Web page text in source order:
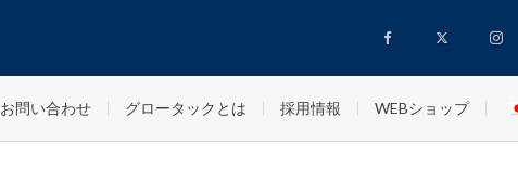
お問い合わせ グロータックとは 採用情報 WEBショップ